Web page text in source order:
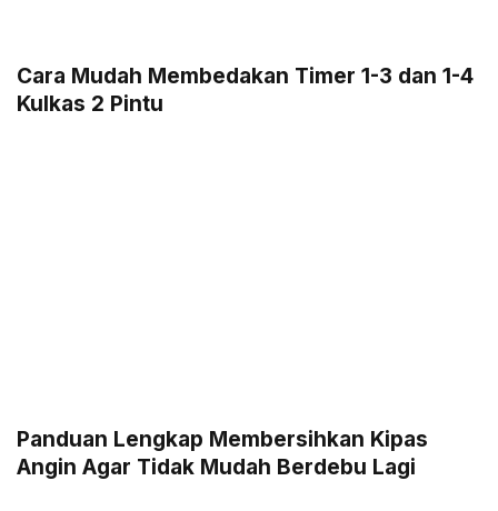
Cara Mudah Membedakan Timer 1-3 dan 1-4
Kulkas 2 Pintu
Panduan Lengkap Membersihkan Kipas
Angin Agar Tidak Mudah Berdebu Lagi